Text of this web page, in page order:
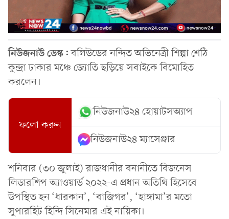
নিউজনাউ ডেস্ক:বলিউডের নন্দিত অভিনেত্রী শিল্পা শেঠি
কুন্দ্রা ঢাকার মঞ্চে জ্যোতি ছড়িয়ে সবাইকে বিমোহিত
করলেন।
ফলো করুন
নিউজনাউ২৪ হোয়াটসঅ্যাপ
নিউজনাউ২৪ ম্যাসেঞ্জার
শনিবার (৩০ জুলাই) রাজধানীর বনানীতে বিজনেস
লিডারশিপ অ্যাওয়ার্ড ২০২২-এ প্রধান অতিথি হিসেবে
উপস্থিত হন ‘ধারকান’, ‘বাজিগর’, ‘হাঙ্গামা’র মতো
সুপারহিট হিন্দি সিনেমার এই নায়িকা।